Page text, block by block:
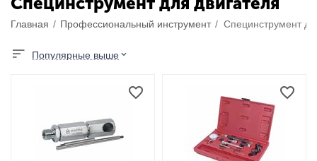
Главная / Профессиональный инструмент / Специнструмент
Популярные выше